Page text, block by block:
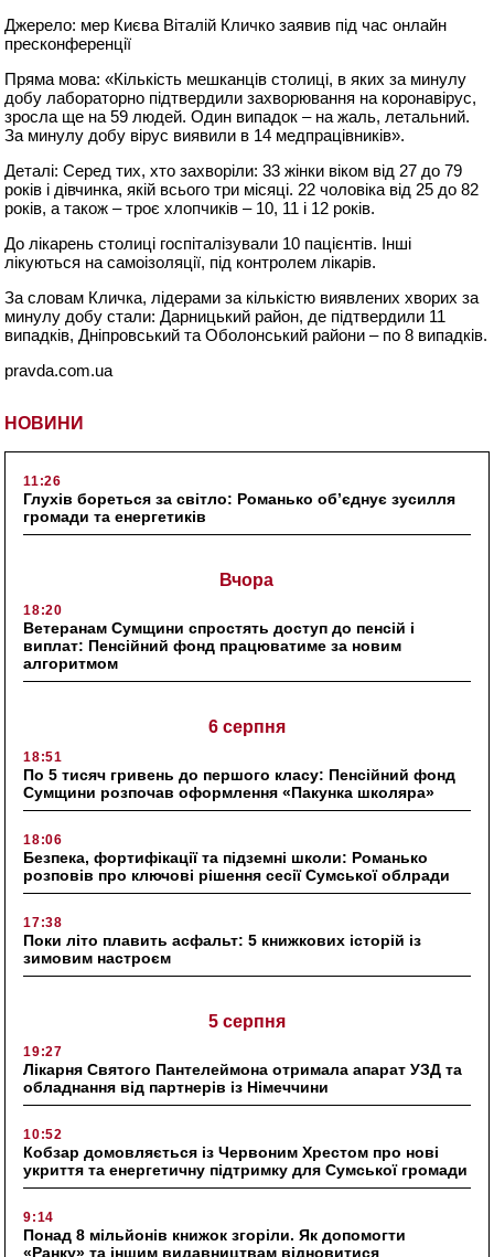
НОВИНИ
11:26
Глухів бореться за світло: Романько об’єднує зусилля
громади та енергетиків
Вчора
18:20
Ветеранам Сумщини спростять доступ до пенсій і
виплат: Пенсійний фонд працюватиме за новим
алгоритмом
6 серпня
18:51
По 5 тисяч гривень до першого класу: Пенсійний фонд
Сумщини розпочав оформлення «Пакунка школяра»
18:06
Безпека, фортифікації та підземні школи: Романько
розповів про ключові рішення сесії Сумської облради
17:38
Поки літо плавить асфальт: 5 книжкових історій із
зимовим настроєм
5 серпня
19:27
Лікарня Святого Пантелеймона отримала апарат УЗД та
обладнання від партнерів із Німеччини
10:52
Кобзар домовляється із Червоним Хрестом про нові
укриття та енергетичну підтримку для Сумської громади
9:14
Понад 8 мільйонів книжок згоріли. Як допомогти
«Ранку» та іншим видавництвам відновитися
Джерело: мер Києва Віталій Кличко заявив під час онлайн
пресконференції
Пряма мова: «Кількість мешканців столиці, в яких за минулу
добу лабораторно підтвердили захворювання на коронавірус,
зросла ще на 59 людей. Один випадок – на жаль, летальний.
За минулу добу вірус виявили в 14 медпрацівників».
Деталі: Серед тих, хто захворіли: 33 жінки віком від 27 до 79
років і дівчинка, якій всього три місяці. 22 чоловіка від 25 до 82
років, а також – троє хлопчиків – 10, 11 і 12 років.
До лікарень столиці госпіталізували 10 пацієнтів. Інші
лікуються на самоізоляції, під контролем лікарів.
За словам Кличка, лідерами за кількістю виявлених хворих за
минулу добу стали: Дарницький район, де підтвердили 11
випадків, Дніпровський та Оболонський райони – по 8 випадків.
pravda.com.ua